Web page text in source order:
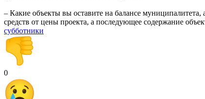
– Какие объекты вы оставите на балансе
средств от цены проекта, а последующее содержание
субботники
0